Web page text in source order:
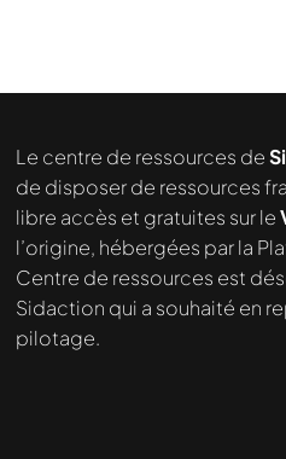
Le centre de ressources de
de disposer de ressources
libre accès et gratuites sur le
l’origine, hébergées par la
Centre de ressources est
Sidaction qui a souhaité en
pilotage.